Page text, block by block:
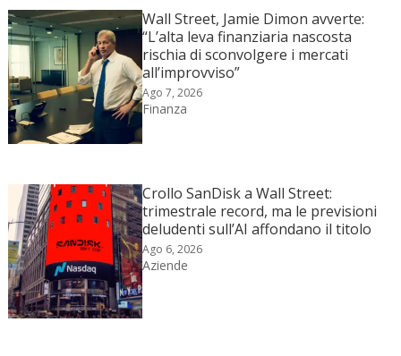
Wall Street, Jamie Dimon avverte:
“L’alta leva finanziaria nascosta
rischia di sconvolgere i mercati
all’improvviso”
Ago 7, 2026
Finanza
Crollo SanDisk a Wall Street:
trimestrale record, ma le previsioni
deludenti sull’AI affondano il titolo
Ago 6, 2026
Aziende